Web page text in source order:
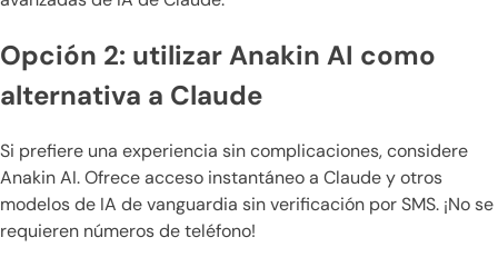
Opción 2: utilizar Anakin AI como
alternativa a Claude
Si prefiere una experiencia sin complicaciones, considere
Anakin AI. Ofrece acceso instantáneo a Claude y otros
modelos de IA de vanguardia sin verificación por SMS. ¡No se
requieren números de teléfono!